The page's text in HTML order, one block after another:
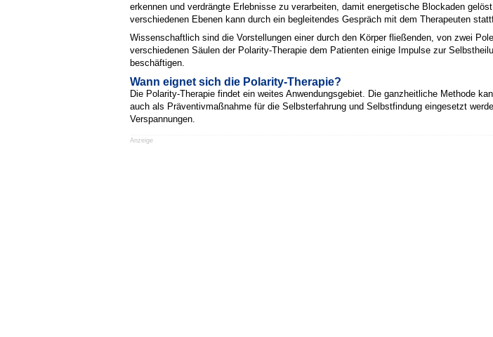
erkennen und verdrängte Erlebnisse zu verarbeiten, damit energetische Blockaden
verschiedenen Ebenen kann durch ein begleitendes Gespräch mit dem Therapeuten
Wissenschaftlich sind die Vorstellungen einer durch den Körper fließenden, von zwei
verschiedenen Säulen der Polarity-Therapie dem Patienten einige Impulse zur
beschäftigen.
Wann eignet sich die Polarity-Therapie?
Die Polarity-Therapie findet ein weites Anwendungsgebiet. Die ganzheitliche Methode
auch als Präventivmaßnahme für die Selbsterfahrung und Selbstfindung eingesetzt
Verspannungen.
Anzeige